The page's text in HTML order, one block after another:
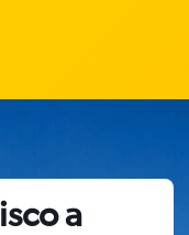
a